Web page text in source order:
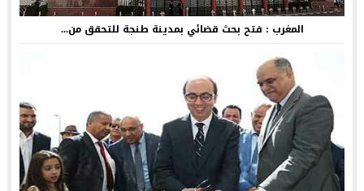
المغرب : فتح بحث قضائي بمدينة طنجة للتحقق من...